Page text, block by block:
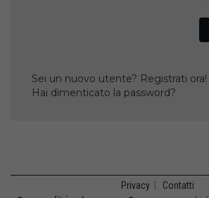
Sei un nuovo utente? Registrati ora!
Hai dimenticato la password?
Privacy Contatti